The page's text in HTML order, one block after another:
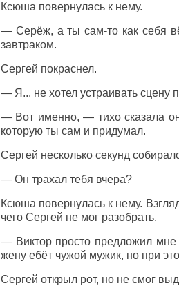
Ксюша повернулась к нему.
— Серёж, а ты сам-то как себя
завтраком.
Сергей покраснел.
— Я... не хотел устраивать сцену
— Вот именно, — тихо сказала
которую ты сам и придумал.
Сергей несколько секунд
— Он трахал тебя вчера?
Ксюша повернулась к нему.
чего Сергей не мог разобрать.
— Виктор просто предложил
жену ебёт чужой мужик, но при
Сергей открыл рот, но не смог